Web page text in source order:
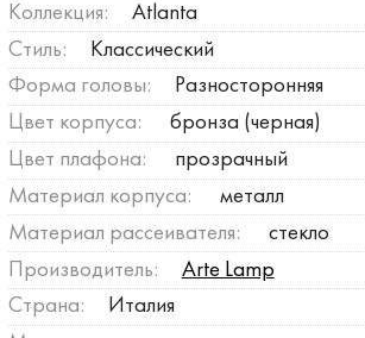
Коллекция:
Atlanta
Стиль:
Классический
Форма головы:
Разносторонняя
Цвет корпуса:
бронза (черная)
Цвет плафона:
прозрачный
Материал корпуса:
металл
Материал рассеивателя:
стекло
Производитель:
Arte Lamp
Страна:
Италия